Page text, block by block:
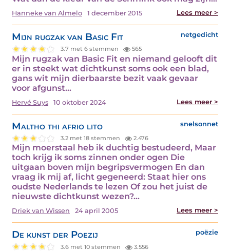
Hanneke van Almelo 1 december 2015 Lees meer >
Mijn rugzak van Basic Fit netgedicht
3.7 met 6 stemmen 565
Mijn rugzak van Basic Fit en niemand gelooft dit
er in steekt wat dichtkunst soms ook een blad,
gans wit mijn dierbaarste bezit vaak gevaar
voor afgunst…
Hervé Suys 10 oktober 2024 Lees meer >
Maltho thi afrio lito snelsonnet
3.2 met 18 stemmen 2.476
Mijn moerstaal heb ik duchtig bestudeerd, Maar
toch krijg ik soms zinnen onder ogen Die
uitgaan boven mijn begripsvermogen En dan
vraag ik mij af, licht gegeneerd: Staat hier ons
oudste Nederlands te lezen Of zou het juist de
nieuwste dichtkunst wezen?…
Driek van Wissen 24 april 2005 Lees meer >
De kunst der Poezij poëzie
3.6 met 10 stemmen 3.556